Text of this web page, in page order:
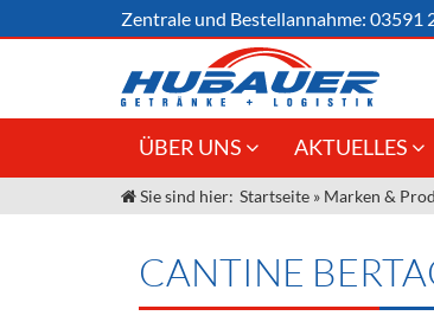
Zentrale und Bestellannahme: 03591
ÜBER UNS
Jobs
Unser Team
AKTUELLES
Angebote
Innovation - Die
Bierzapfens
Sie sind hier: Startseite » Marken &
CANTINE